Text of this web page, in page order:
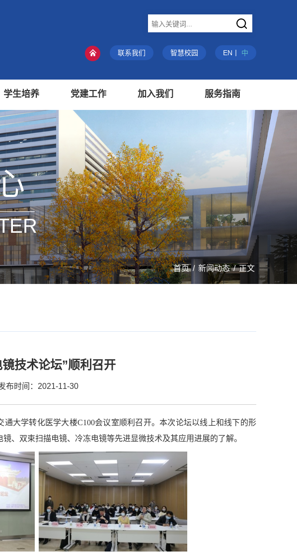
联系我们 智慧校园 EN 中
学生培养 党建工作 加入我们 服务指南
首页/ 新闻动态/正文
技术论坛”顺利召开
布时间：2021-11-30
通大学转化医学大楼C100会议室顺利召开。本次论坛以线上和线下的形
、双束扫描电镜、冷冻电镜等先进显微技术及其应用进展的了解。